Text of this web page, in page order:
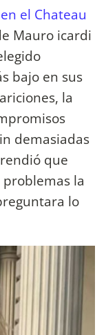
el Chateau
Mauro icardi
bajo en sus
la
demasiadas
que
la
lo